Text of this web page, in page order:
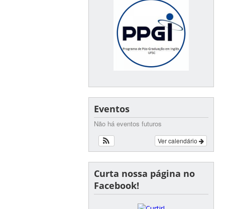
Eventos
Não há eventos futuros
Ver calendário
Curta nossa página no
Facebook!